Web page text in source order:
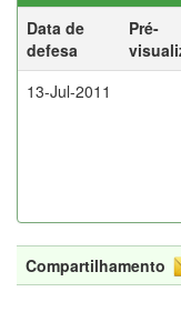
Data de
defesa
Pré-
13-Jul-2011
Compartilhamento